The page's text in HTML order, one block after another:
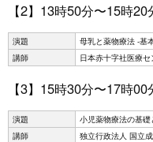
【2】13時50分〜15時20
演題
母乳と薬物療法 -基
講師
日本赤十字社医療
【3】15時30分〜17時00
演題
小児薬物療法の基礎
講師
独立行政法人 国立